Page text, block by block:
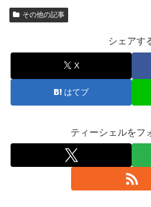
その他の記事
シェアす
X
はてブ
ティーシェルをフ